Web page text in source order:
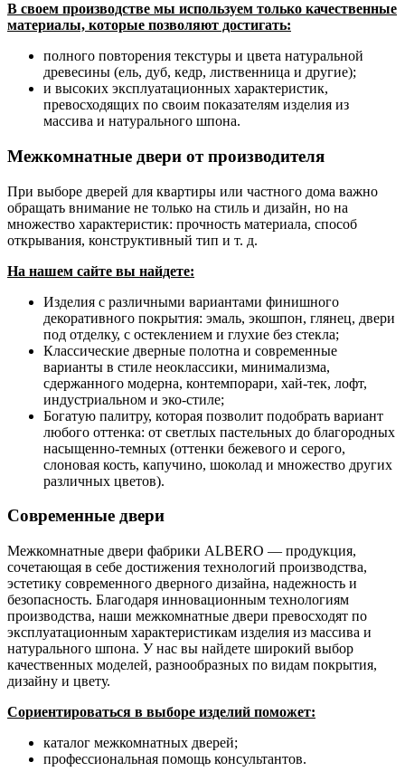
В своем производстве мы используем только качественные
материалы, которые позволяют достигать:
полного повторения текстуры и цвета натуральной
древесины (ель, дуб, кедр, лиственница и другие);
и высоких эксплуатационных характеристик,
превосходящих по своим показателям изделия из
массива и натурального шпона.
Межкомнатные двери от производителя
При выборе дверей для квартиры или частного дома важно
обращать внимание не только на стиль и дизайн, но на
множество характеристик: прочность материала, способ
открывания, конструктивный тип и т. д.
На нашем сайте вы найдете:
Изделия с различными вариантами финишного
декоративного покрытия: эмаль, экошпон, глянец, двери
под отделку, с остеклением и глухие без стекла;
Классические дверные полотна и современные
варианты в стиле неоклассики, минимализма,
сдержанного модерна, контемпорари, хай-тек, лофт,
индустриальном и эко-стиле;
Богатую палитру, которая позволит подобрать вариант
любого оттенка: от светлых пастельных до благородных
насыщенно-темных (оттенки бежевого и серого,
слоновая кость, капучино, шоколад и множество других
различных цветов).
Современные двери
Межкомнатные двери фабрики ALBERO — продукция,
сочетающая в себе достижения технологий производства,
эстетику современного дверного дизайна, надежность и
безопасность. Благодаря инновационным технологиям
производства, наши межкомнатные двери превосходят по
эксплуатационным характеристикам изделия из массива и
натурального шпона. У нас вы найдете широкий выбор
качественных моделей, разнообразных по видам покрытия,
дизайну и цвету.
Сориентироваться в выборе изделий поможет:
каталог межкомнатных дверей;
профессиональная помощь консультантов.